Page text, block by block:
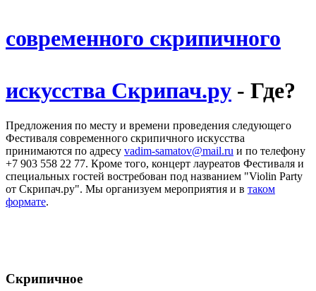
современного скрипичного
искусства Скрипач.ру - Где?
Предложения по месту и времени проведения следующего
Фестиваля современного скрипичного искусства
принимаются по адресу vadim-samatov@mail.ru и по телефону
+7 903 558 22 77. Кроме того, концерт лауреатов Фестиваля и
специальных гостей востребован под названием "Violin Party
от Скрипач.ру". Мы организуем мероприятия и в таком
формате.
Скрипичное